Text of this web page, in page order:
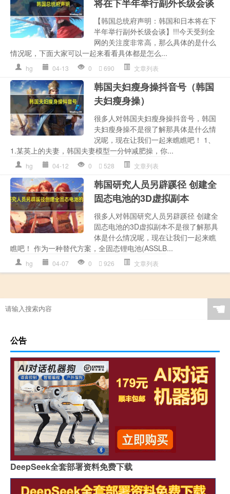
将在下半年举行副外长级会谈
【韩国总统府声明：韩国和日本将在下
半年举行副外长级会谈】!!!今天受到全
网的关注度非常高，那么具体的是什么
情况呢，下面大家可以一起来看看具体都是怎么...
hg 04-13 0 690 文章列表
韩国夫妇瘦身操抖音号（韩国
夫妇瘦身操）
很多人对韩国夫妇瘦身操抖音号，韩国
夫妇瘦身操不是很了解那具体是什么情
况呢，现在让我们一起来瞧瞧吧！ 1、
1.某英上的夫妻，韩国夫妻模型一分钟减肥操，你...
hg 04-12 0 528 文章列表
韩国研究人员另辟蹊径 创建全
固态电池的3D虚拟副本
很多人对韩国研究人员另辟蹊径 创建全
固态电池的3D虚拟副本不是很了解那具
体是什么情况呢，现在让我们一起来瞧
瞧吧！ 作为一种替代方案，全固态锂电池(ASSLB...
hg 04-07 0 926 文章列表
☚
公告
DeepSeek全套部署资料免费下载